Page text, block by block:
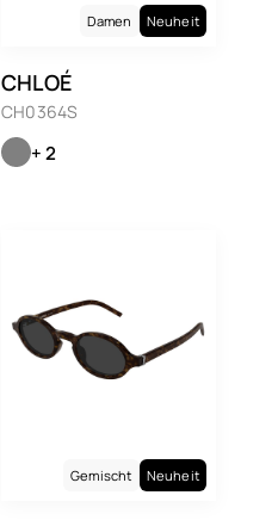
Damen Neuheit
CHLOÉ
CH0364S
+ 2
Gemischt Neuheit